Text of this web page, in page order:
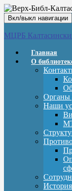
Вкл/выкл навигации
МЦРБ
Главная
О
Органы
Наши